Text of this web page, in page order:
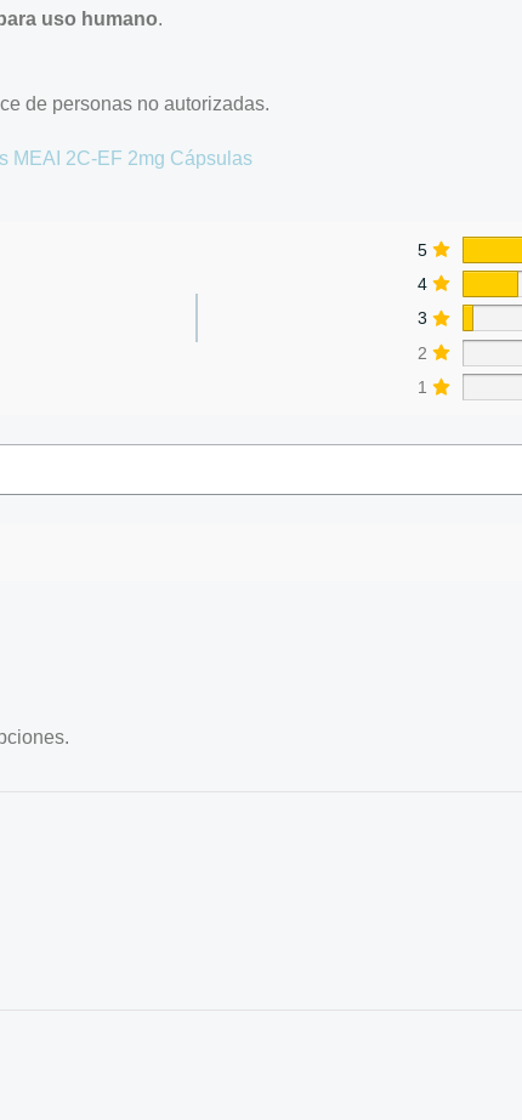
uso humano.
de personas no autorizadas.
MEAI 2C-EF 2mg Cápsulas
5
4
3
2
1